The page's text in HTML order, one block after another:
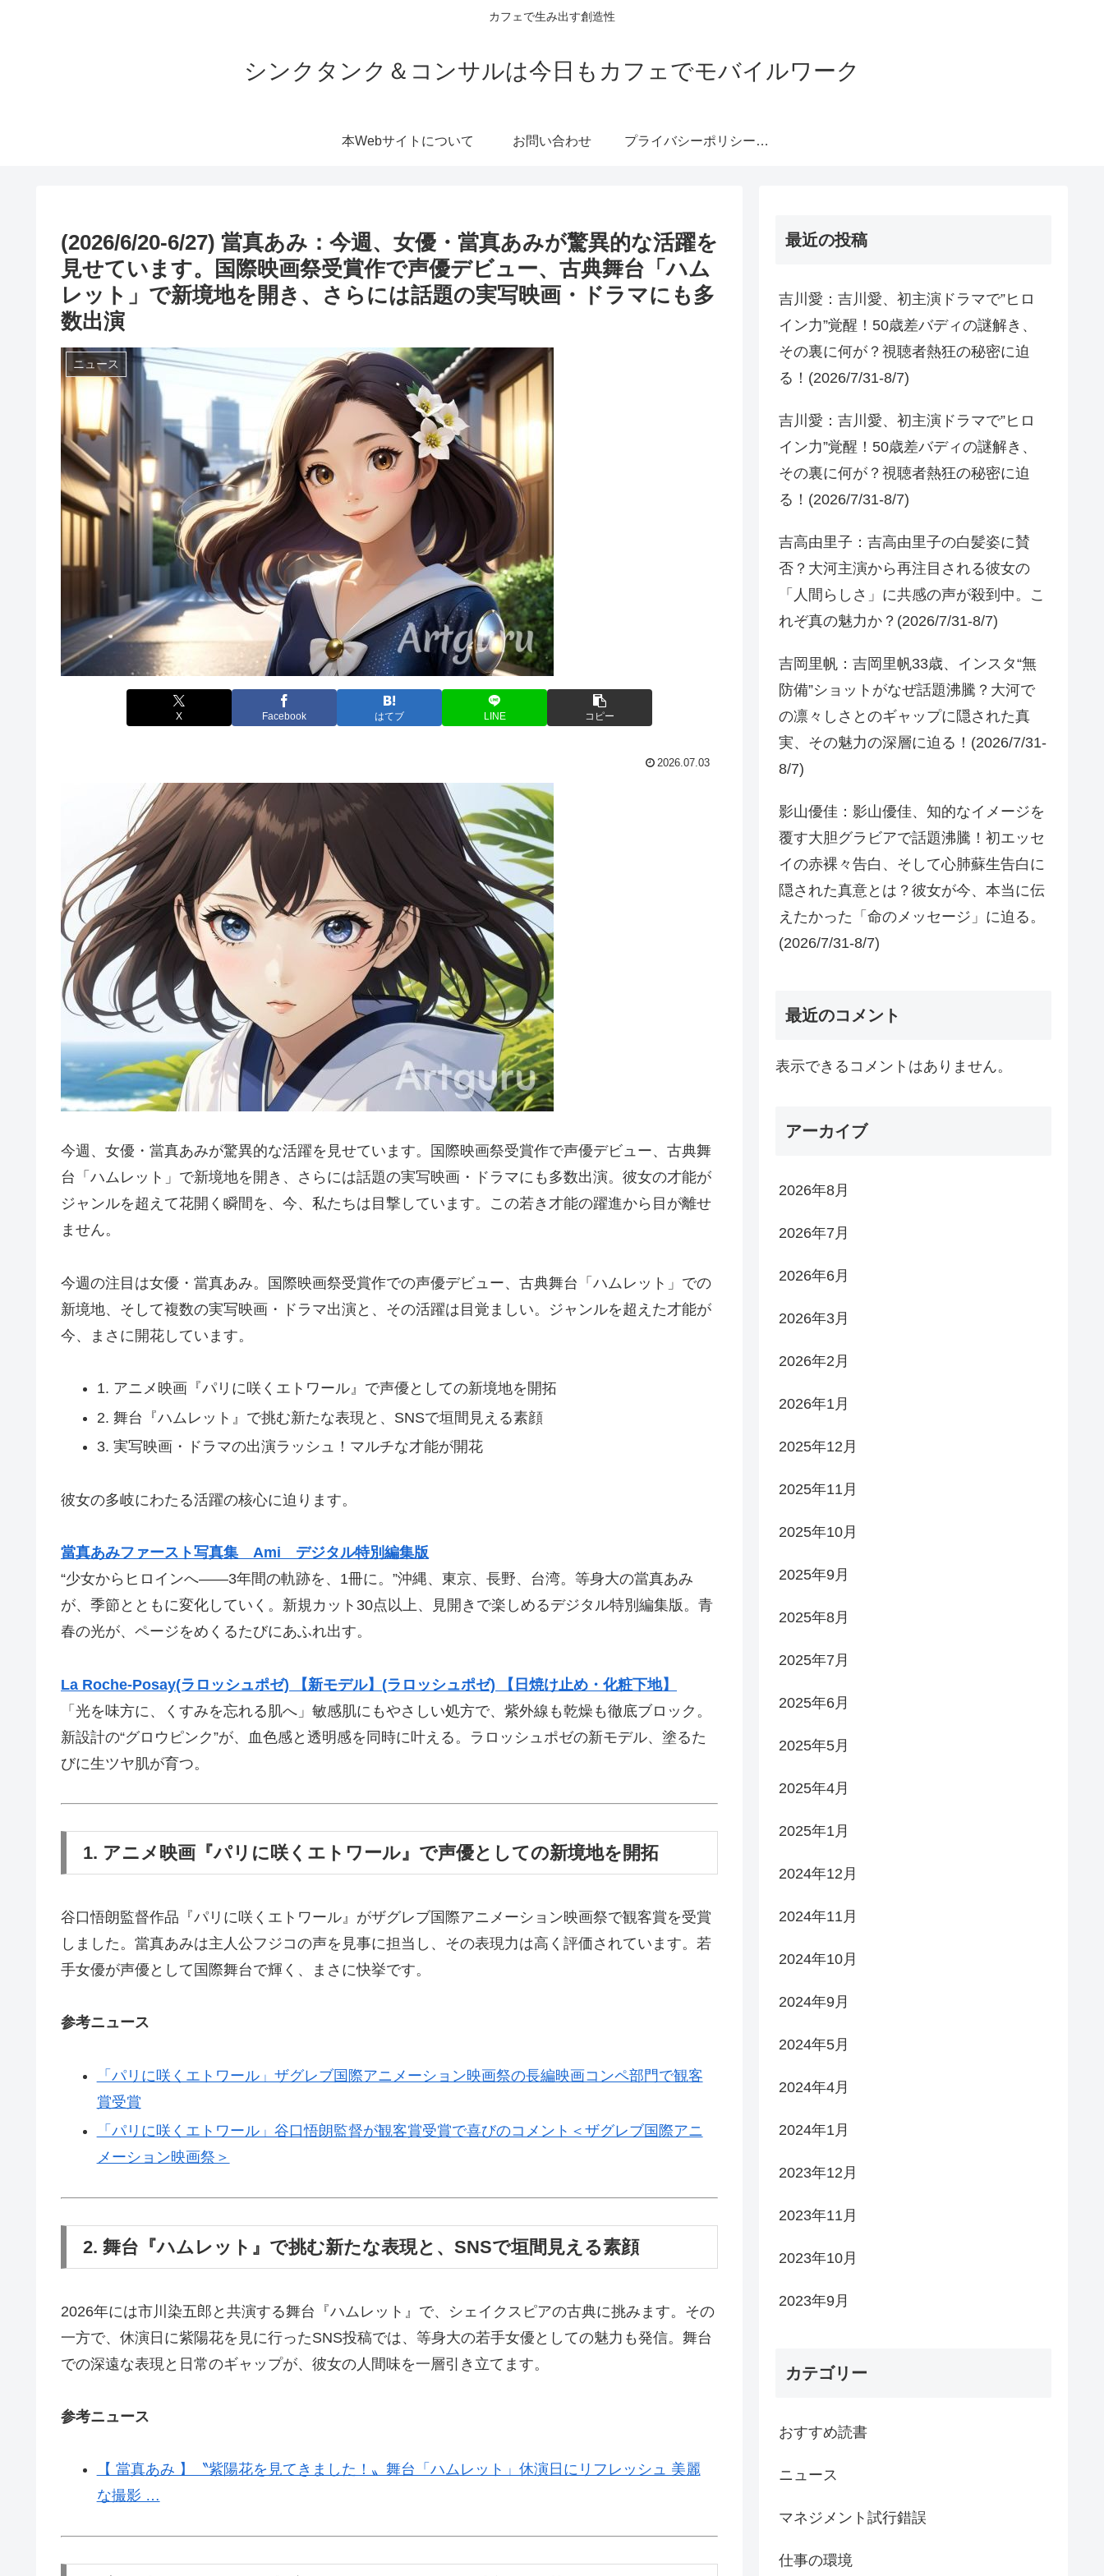
カフェで生み出す創造性
シンクタンク＆コンサルは今日もカフェでモバイルワーク
本Webサイトについて お問い合わせ プライバシーポリシー・免責事項等
(2026/6/20-6/27) 當真あみ：今週、女優・當真あみが驚異的な活躍を
見せています。国際映画祭受賞作で声優デビュー、古典舞台「ハム
レット」で新境地を開き、さらには話題の実写映画・ドラマにも多
数出演
ニュース
X Facebook はてブ LINE コピー
2026.07.03
今週、女優・當真あみが驚異的な活躍を見せています。国際映画祭受賞作で声優デビュー、古典舞
台「ハムレット」で新境地を開き、さらには話題の実写映画・ドラマにも多数出演。彼女の才能が
ジャンルを超えて花開く瞬間を、今、私たちは目撃しています。この若き才能の躍進から目が離せ
ません。
今週の注目は女優・當真あみ。国際映画祭受賞作での声優デビュー、古典舞台「ハムレット」での
新境地、そして複数の実写映画・ドラマ出演と、その活躍は目覚ましい。ジャンルを超えた才能が
今、まさに開花しています。
1. アニメ映画『パリに咲くエトワール』で声優としての新境地を開拓
2. 舞台『ハムレット』で挑む新たな表現と、SNSで垣間見える素顔
3. 実写映画・ドラマの出演ラッシュ！マルチな才能が開花
彼女の多岐にわたる活躍の核心に迫ります。
當真あみファースト写真集 Ami デジタル特別編集版
“少女からヒロインへ——3年間の軌跡を、1冊に。”沖縄、東京、長野、台湾。等身大の當真あみ
が、季節とともに変化していく。新規カット30点以上、見開きで楽しめるデジタル特別編集版。青
春の光が、ページをめくるたびにあふれ出す。
La Roche-Posay(ラロッシュポゼ) 【新モデル】(ラロッシュポゼ) 【日焼け止め・化粧下地】
「光を味方に、くすみを忘れる肌へ」敏感肌にもやさしい処方で、紫外線も乾燥も徹底ブロック。
新設計の“グロウピンク”が、血色感と透明感を同時に叶える。ラロッシュポゼの新モデル、塗るた
びに生ツヤ肌が育つ。
1. アニメ映画『パリに咲くエトワール』で声優としての新境地を開拓
谷口悟朗監督作品『パリに咲くエトワール』がザグレブ国際アニメーション映画祭で観客賞を受賞
しました。當真あみは主人公フジコの声を見事に担当し、その表現力は高く評価されています。若
手女優が声優として国際舞台で輝く、まさに快挙です。
参考ニュース
「パリに咲くエトワール」ザグレブ国際アニメーション映画祭の長編映画コンペ部門で観客
賞受賞
「パリに咲くエトワール」谷口悟朗監督が観客賞受賞で喜びのコメント＜ザグレブ国際アニ
メーション映画祭＞
2. 舞台『ハムレット』で挑む新たな表現と、SNSで垣間見える素顔
2026年には市川染五郎と共演する舞台『ハムレット』で、シェイクスピアの古典に挑みます。その
一方で、休演日に紫陽花を見に行ったSNS投稿では、等身大の若手女優としての魅力も発信。舞台
での深遠な表現と日常のギャップが、彼女の人間味を一層引き立てます。
参考ニュース
【 當真あみ 】〝紫陽花を見てきました！〟舞台「ハムレット」休演日にリフレッシュ 美麗
な撮影 …
最近の投稿
吉川愛：吉川愛、初主演ドラマで”ヒロ
イン力”覚醒！50歳差バディの謎解き、
その裏に何が？視聴者熱狂の秘密に迫
る！(2026/7/31-8/7)
吉川愛：吉川愛、初主演ドラマで”ヒロ
イン力”覚醒！50歳差バディの謎解き、
その裏に何が？視聴者熱狂の秘密に迫
る！(2026/7/31-8/7)
吉高由里子：吉高由里子の白髪姿に賛
否？大河主演から再注目される彼女の
「人間らしさ」に共感の声が殺到中。こ
れぞ真の魅力か？(2026/7/31-8/7)
吉岡里帆：吉岡里帆33歳、インスタ“無
防備”ショットがなぜ話題沸騰？大河で
の凛々しさとのギャップに隠された真
実、その魅力の深層に迫る！(2026/7/31-
8/7)
影山優佳：影山優佳、知的なイメージを
覆す大胆グラビアで話題沸騰！初エッセ
イの赤裸々告白、そして心肺蘇生告白に
隠された真意とは？彼女が今、本当に伝
えたかった「命のメッセージ」に迫る。
(2026/7/31-8/7)
最近のコメント
表示できるコメントはありません。
アーカイブ
2026年8月
2026年7月
2026年6月
2026年3月
2026年2月
2026年1月
2025年12月
2025年11月
2025年10月
2025年9月
2025年8月
2025年7月
2025年6月
2025年5月
2025年4月
2025年1月
2024年12月
2024年11月
2024年10月
2024年9月
2024年5月
2024年4月
2024年1月
2023年12月
2023年11月
2023年10月
2023年9月
カテゴリー
おすすめ読書
ニュース
マネジメント試行錯誤
仕事の環境